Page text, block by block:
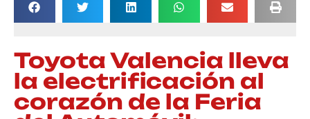
Toyota Valencia lleva
la electrificación al
corazón de la Feria